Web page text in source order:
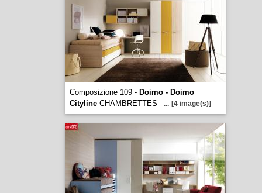
Composizione 109 - Doimo - Doimo
CitylineCHAMBRETTES ... [4 image(s)]